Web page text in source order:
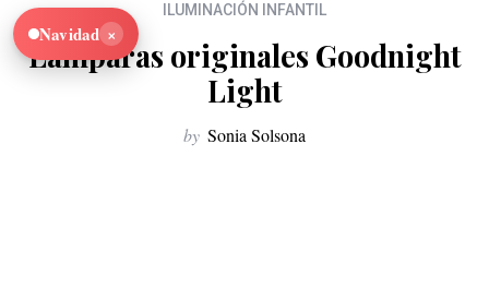
ILUMINACIÓN INFANTIL
Lámparas originales Goodnight
Light
by Sonia Solsona
Navidad ×